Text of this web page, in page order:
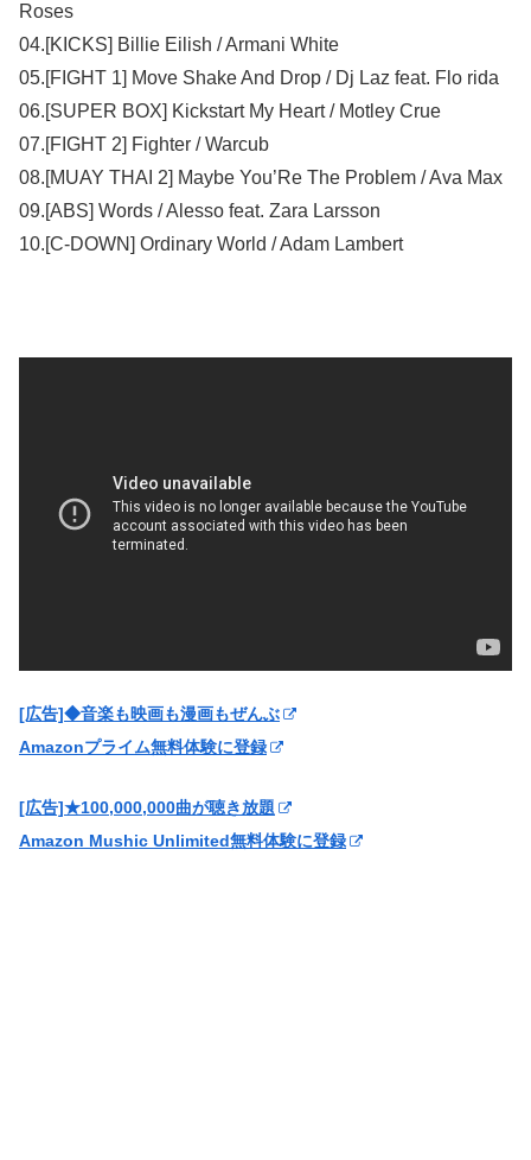
Roses
04.[KICKS] Billie Eilish / Armani White
05.[FIGHT 1] Move Shake And Drop / Dj Laz feat. Flo rida
06.[SUPER BOX] Kickstart My Heart / Motley Crue
07.[FIGHT 2] Fighter / Warcub
08.[MUAY THAI 2] Maybe You’Re The Problem / Ava Max
09.[ABS] Words / Alesso feat. Zara Larsson
10.[C-DOWN] Ordinary World / Adam Lambert
[広告]◆音楽も映画も漫画もぜんぶ
Amazonプライム無料体験に登録
[広告]★100,000,000曲が聴き放題
Amazon Mushic Unlimited無料体験に登録